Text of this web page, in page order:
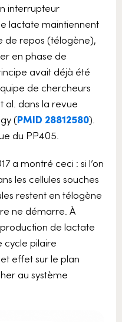
interrupteur
lactate maintiennent
de repos (télogène),
en phase de
avait déjà été
de chercheurs
al. dans la revue
(PMID 28812580).
du PP405.
a montré ceci : si l’on
les cellules souches
restent en télogène
ne démarre. À
production de lactate
cycle pilaire
effet sur le plan
au système